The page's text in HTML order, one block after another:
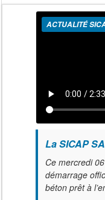
ACTUALITÉ
La SICAP
Ce mercredi
démarrage
béton prêt à